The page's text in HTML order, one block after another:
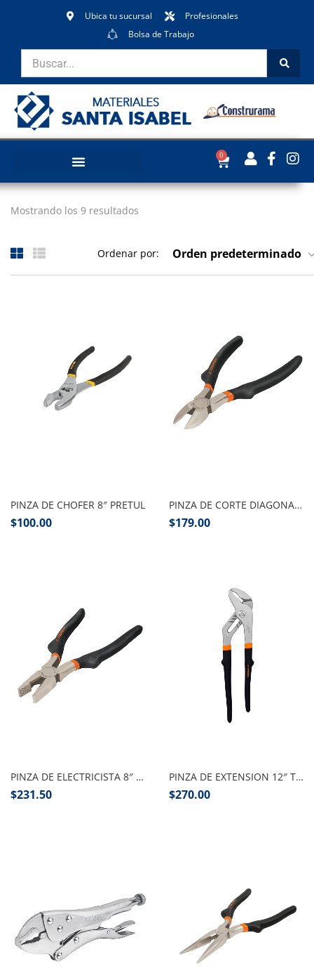
Ubica tu sucursal
Profesionales
Bolsa de Trabajo
0
Mostrando los 9 resultados
Ordenar por: Orden predeterminado
PINZA DE CHOFER 8″ PRETUL
$100.00
PINZA DE CORTE DIAGONAL 7″ TRUPER
$179.00
PINZA DE ELECTRICISTA 8″ TRUPER
$231.50
PINZA DE EXTENSION 12″ TRUPER
$270.00